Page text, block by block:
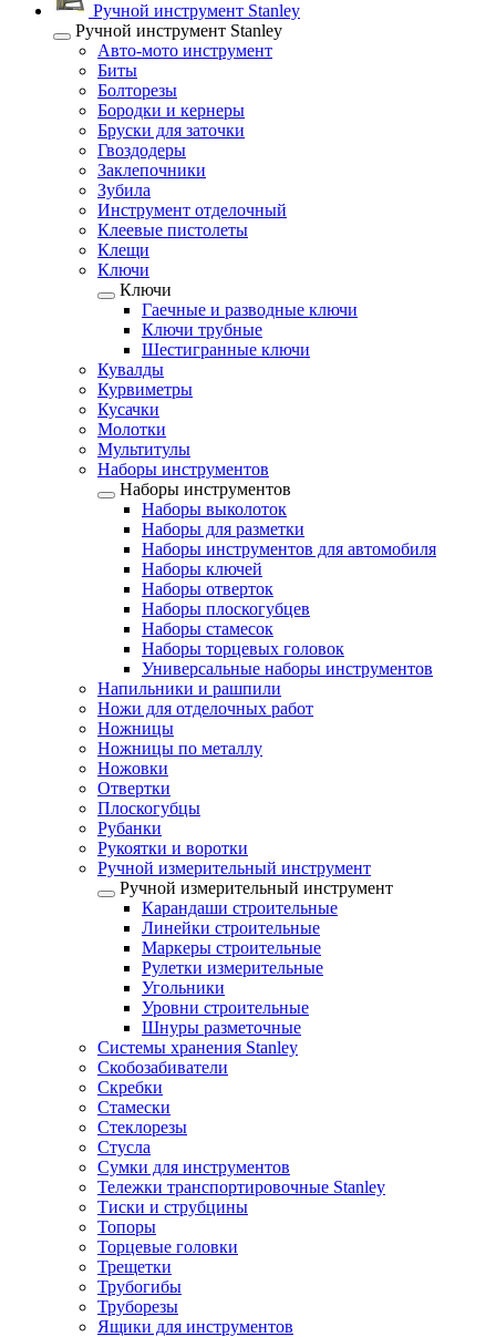
Ручной инструмент Stanley
Ручной инструмент Stanley
Авто-мото инструмент
Биты
Болторезы
Бородки и кернеры
Бруски для заточки
Гвоздодеры
Заклепочники
Зубила
Инструмент отделочный
Клеевые пистолеты
Клещи
Ключи
Ключи
Гаечные и разводные ключи
Ключи трубные
Шестигранные ключи
Кувалды
Курвиметры
Кусачки
Молотки
Мультитулы
Наборы инструментов
Наборы инструментов
Наборы выколоток
Наборы для разметки
Наборы инструментов для автомобиля
Наборы ключей
Наборы отверток
Наборы плоскогубцев
Наборы стамесок
Наборы торцевых головок
Универсальные наборы инструментов
Напильники и рашпили
Ножи для отделочных работ
Ножницы
Ножницы по металлу
Ножовки
Отвертки
Плоскогубцы
Рубанки
Рукоятки и воротки
Ручной измерительный инструмент
Ручной измерительный инструмент
Карандаши строительные
Линейки строительные
Маркеры строительные
Рулетки измерительные
Угольники
Уровни строительные
Шнуры разметочные
Системы хранения Stanley
Скобозабиватели
Скребки
Стамески
Стеклорезы
Стусла
Сумки для инструментов
Тележки транспортировочные Stanley
Тиски и струбцины
Топоры
Торцевые головки
Трещетки
Трубогибы
Труборезы
Ящики для инструментов